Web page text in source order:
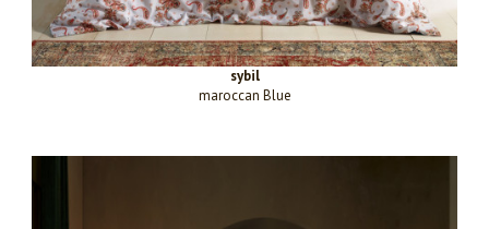
sybil
maroccan Blue